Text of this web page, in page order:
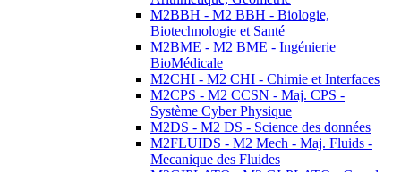
M2BBH - M2 BBH - Biologie,
Biotechnologie et Santé
M2BME - M2 BME - Ingénierie
BioMédicale
M2CHI - M2 CHI - Chimie et Interfaces
M2CPS - M2 CCSN - Maj. CPS -
Système Cyber Physique
M2DS - M2 DS - Science des données
M2FLUIDS - M2 Mech - Maj. Fluids -
Mecanique des Fluides